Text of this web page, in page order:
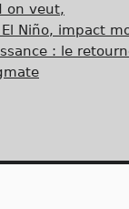
on veut,
Niño, impact
: le